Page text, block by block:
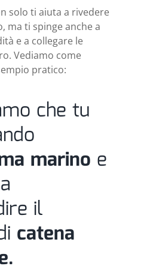
solo ti aiuta a rivedere
ma ti spinge anche a
e a collegare le
Vediamo come
pratico:
che tu
marino e
il
catena